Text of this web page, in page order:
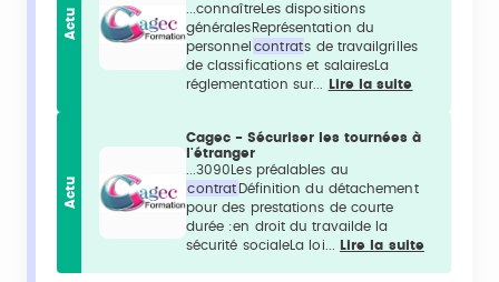
Actu
...connaîtreLes dispositions
généralesReprésentation du
personnel contrats de travailgrilles
de classifications et salairesLa
réglementation sur...
Lire la suite
Actu
Cagec - Sécuriser les tournées à
l'étranger
...3090Les préalables au
contrat Définition du détachement
pour des prestations de courte
durée :en droit du travailde la
sécurité socialeLa loi...
Lire la suite